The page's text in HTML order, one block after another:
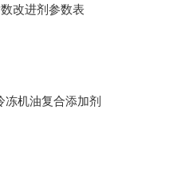
改进剂参数表
冻机油复合添加剂